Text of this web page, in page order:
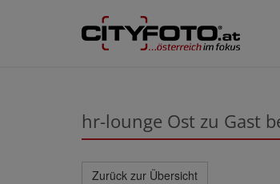
hr-lounge Ost zu Gast
Zurück zur Übersicht